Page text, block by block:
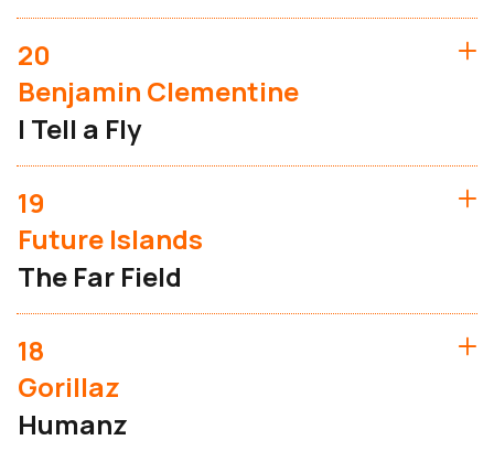
20
Benjamin Clementine
I Tell a Fly
19
Future Islands
The Far Field
18
Gorillaz
Humanz